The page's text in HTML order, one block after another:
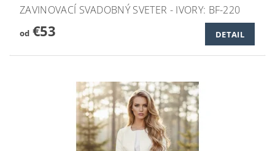
ZAVINOVACÍ SVADOBNÝ SVETER - IVORY: BF-220
od€53 DETAIL